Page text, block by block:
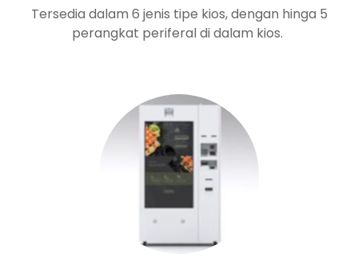
Tersedia dalam 6 jenis tipe kios, dengan hinga 5
perangkat periferal di dalam kios.